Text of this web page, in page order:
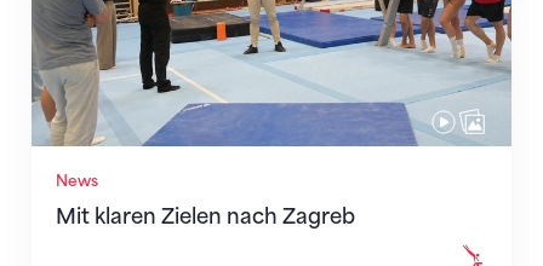
News
Mit klaren Zielen nach Zagreb